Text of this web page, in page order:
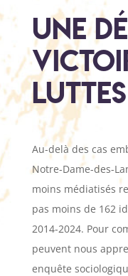
une
Au-delà des cas
Notre-Dame-des-
moins médiatisés
pas moins de 162
2014-2024. Pour
peuvent nous
enquête